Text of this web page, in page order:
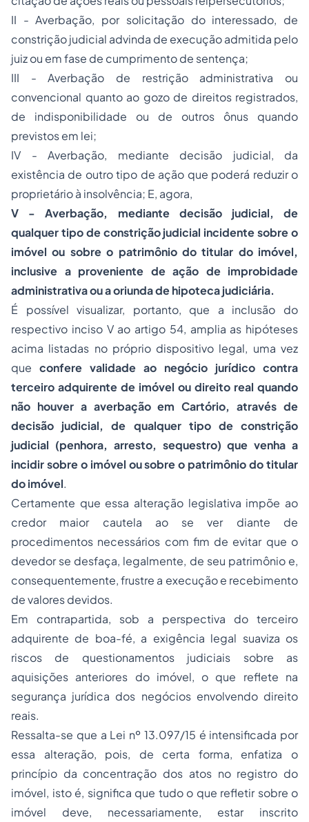
II - Averbação, por solicitação do interessado, de
constrição judicial advinda de execução admitida pelo
juiz ou em fase de cumprimento de sentença;
III - Averbação de restrição administrativa ou
convencional quanto ao gozo de direitos registrados,
de indisponibilidade ou de outros ônus quando
previstos em lei;
IV - Averbação, mediante decisão judicial, da
existência de outro tipo de ação que poderá reduzir o
proprietário à insolvência; E, agora,
V - Averbação, mediante decisão judicial, de
qualquer tipo de constrição judicial incidente sobre o
imóvel ou sobre o patrimônio do titular do imóvel,
inclusive a proveniente de ação de improbidade
administrativa ou a oriunda de hipoteca judiciária.
É possível visualizar, portanto, que a inclusão do
respectivo inciso V ao artigo 54, amplia as hipóteses
acima listadas no próprio dispositivo legal, uma vez
que confere validade ao negócio jurídico contra
terceiro adquirente de imóvel ou direito real quando
não houver a averbação em Cartório, através de
decisão judicial, de qualquer tipo de constrição
judicial (penhora, arresto, sequestro) que venha a
incidir sobre o imóvel ou sobre o patrimônio do titular
do imóvel.
Certamente que essa alteração legislativa impõe ao
credor maior cautela ao se ver diante de
procedimentos necessários com fim de evitar que o
devedor se desfaça, legalmente, de seu patrimônio e,
consequentemente, frustre a execução e recebimento
de valores devidos.
Em contrapartida, sob a perspectiva do terceiro
adquirente de boa-fé, a exigência legal suaviza os
riscos de questionamentos judiciais sobre as
aquisições anteriores do imóvel, o que reflete na
segurança jurídica dos negócios envolvendo direito
reais.
Ressalta-se que a Lei nº 13.097/15 é intensificada por
essa alteração, pois, de certa forma, enfatiza o
princípio da concentração dos atos no registro do
imóvel, isto é, significa que tudo o que refletir sobre o
imóvel deve, necessariamente, estar inscrito